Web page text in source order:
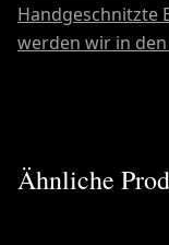
Handgeschnitzte
werden wir in
Ähnliche